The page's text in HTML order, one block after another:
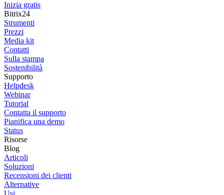
Inizia gratis
Bitrix24
Strumenti
Prezzi
Media kit
Contatti
Sulla stampa
Sostenibilità
Supporto
Helpdesk
Webinar
Tutorial
Contatta il supporto
Pianifica una demo
Status
Risorse
Blog
Articoli
Soluzioni
Recensioni dei clienti
Alternative